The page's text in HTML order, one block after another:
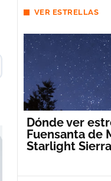
VER ESTRELLAS
Dónde ver
Fuensanta de
Starlight